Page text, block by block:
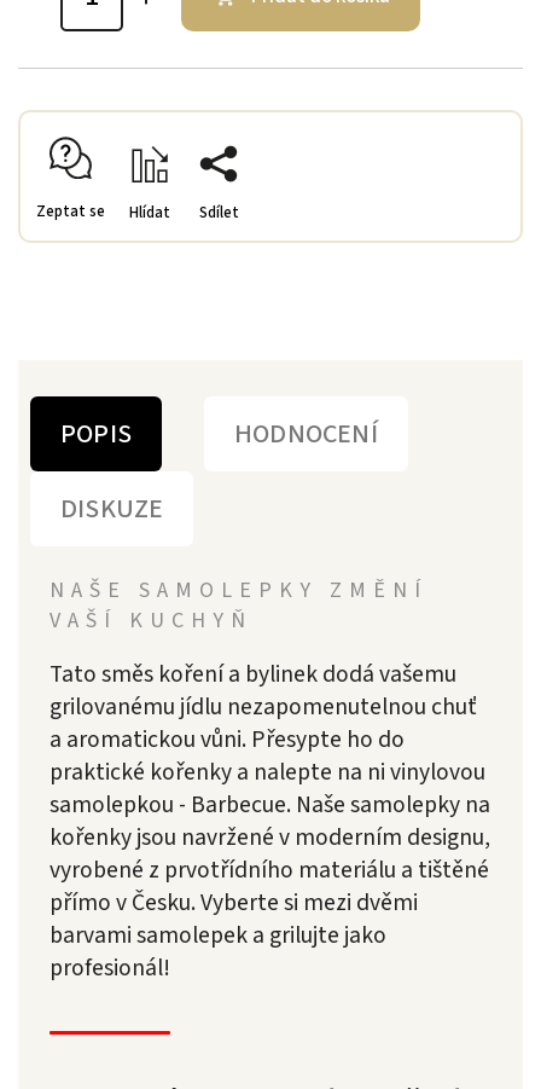
Zeptat se Hlídat Sdílet
POPIS
HODNOCENÍ
DISKUZE
NAŠE SAMOLEPKY ZMĚNÍ
VAŠÍ KUCHYŇ
Tato směs koření a bylinek dodá vašemu
grilovanému jídlu nezapomenutelnou chuť
a aromatickou vůni. Přesypte ho do
praktické kořenky a nalepte na ni vinylovou
samolepkou - Barbecue. Naše samolepky na
kořenky jsou navržené v moderním designu,
vyrobené z prvotřídního materiálu a tištěné
přímo v Česku. Vyberte si mezi dvěmi
barvami samolepek a grilujte jako
profesionál!